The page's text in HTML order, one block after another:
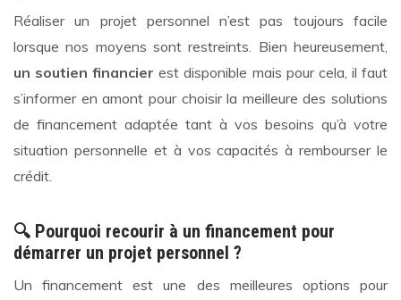
Réaliser un projet personnel n’est pas toujours facile
lorsque nos moyens sont restreints. Bien heureusement,
un soutien financierest disponible mais pour cela, il faut
s’informer en amont pour choisir la meilleure des solutions
de financement adaptée tant à vos besoins qu’à votre
situation personnelle et à vos capacités à rembourser le
crédit.
🔍 Pourquoi recourir à un financement pour
démarrer un projet personnel ?
Un financement est une des meilleures options pour